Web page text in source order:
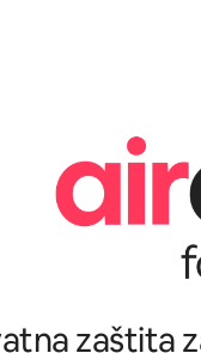
zaštita